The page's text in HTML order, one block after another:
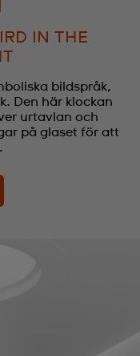
IN THE
bildspråk,
Den här klockan
urtavlan och
på glaset för att